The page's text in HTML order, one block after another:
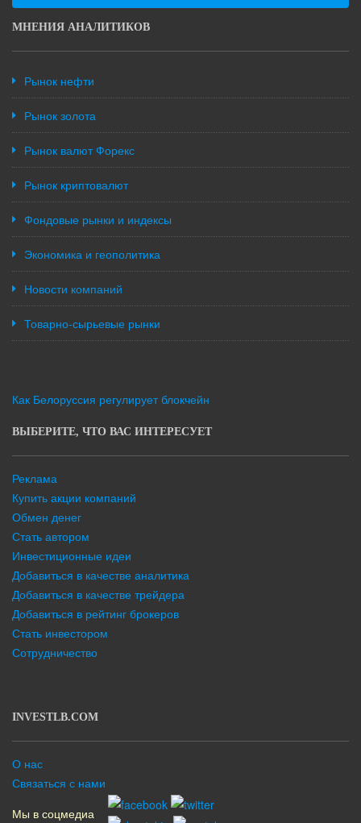
МНЕНИЯ АНАЛИТИКОВ
Рынок нефти
Рынок золота
Рынок валют Форекс
Рынок криптовалют
Фондовые рынки и индексы
Экономика и геополитика
Новости компаний
Товарно-сырьевые рынки
Как Белоруссия регулирует блокчейн
ВЫБЕРИТЕ, ЧТО ВАС ИНТЕРЕСУЕТ
Реклама
Купить акции компаний
Обмен денег
Стать автором
Инвестиционные идеи
Добавиться в качестве аналитика
Добавиться в качестве трейдера
Добавиться в рейтинг брокеров
Стать инвестором
Сотрудничество
INVESTLB.COM
О нас
Связаться с нами
Мы в соцмедиа